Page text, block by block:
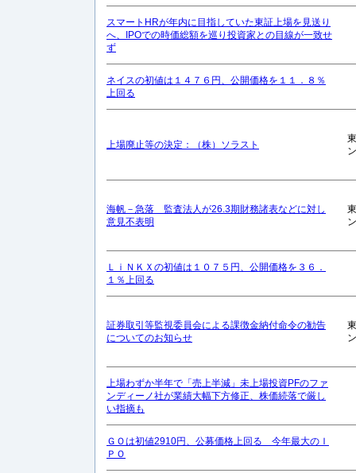
スマートHRが年内に目指していた東証上場を見送り
へ、IPOでの時価総額を巡り投資家との目線が一致せ
ず
ネイスの初値は１４７６円、公開価格を１１．８％
上回る
上場廃止等の決定：（株）ソラスト
海帆－急落 監査法人が26.3期財務諸表などに対し
意見不表明
ＬｉＮＫＸの初値は１０７５円、公開価格を３６．
１％上回る
証券取引等監視委員会による課徴金納付命令の勧告
についてのお知らせ
上場わずか半年で「売上半減」未上場投資PFのファ
ンディーノ社が業績大幅下方修正、株価続落で厳し
い指摘も
ＧＯは初値2910円、公募価格上回る 今年最大のＩ
ＰＯ